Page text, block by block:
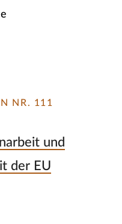
NR. 111
und
der EU